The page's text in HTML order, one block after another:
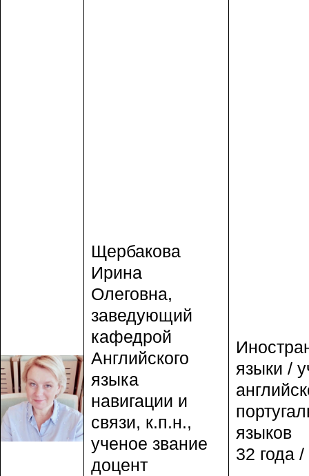
Щербакова
Ирина
Олеговна,
заведующий
кафедрой
Английского
языка
навигации и
связи, к.п.н.,
ученое звание
доцент
языки /
языков
32 года /